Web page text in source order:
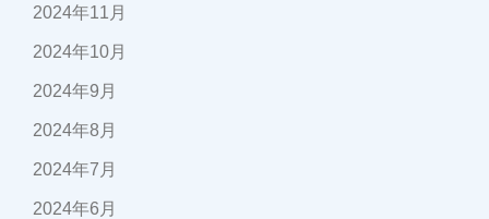
2024年11月
2024年10月
2024年9月
2024年8月
2024年7月
2024年6月